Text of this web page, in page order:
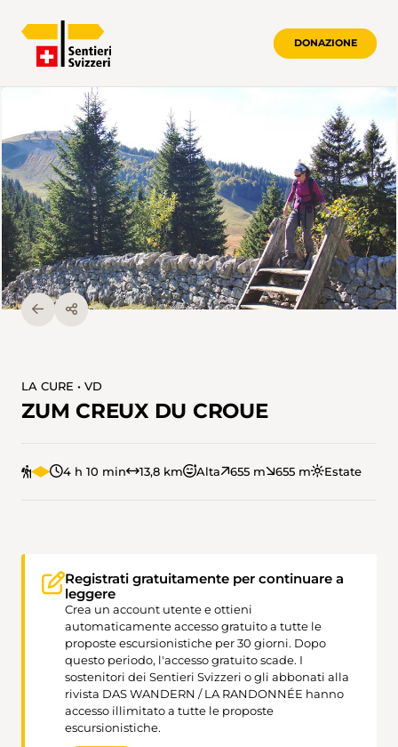
DONAZIONE
LA CURE • VD
ZUM CREUX DU CROUE
4 h 10 min 13,8 km Alta 655 m 655 m Estate
Registrati gratuitamente per continuare a
leggere
Crea un account utente e ottieni
automaticamente accesso gratuito a tutte le
proposte escursionistiche per 30 giorni. Dopo
questo periodo, l'accesso gratuito scade. I
sostenitori dei Sentieri Svizzeri o gli abbonati alla
rivista DAS WANDERN / LA RANDONNÉE hanno
accesso illimitato a tutte le proposte
escursionistiche.